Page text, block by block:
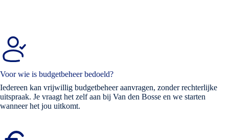
Voor wie is budgetbeheer bedoeld?
Iedereen kan vrijwillig budgetbeheer aanvragen, zonder rechterlijke
uitspraak. Je vraagt het zelf aan bij Van den Bosse en we starten
wanneer het jou uitkomt.